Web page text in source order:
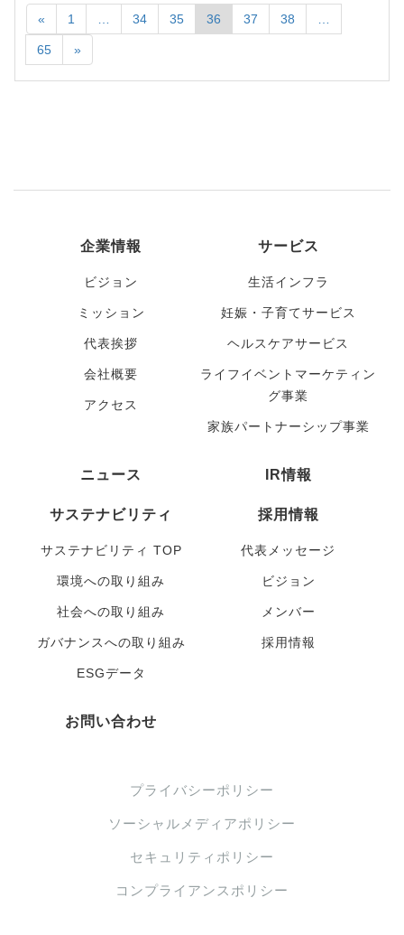
« 1 34 35 36 37 38
65 »
企業情報
ビジョン
ミッション
代表挨拶
会社概要
アクセス
サービス
生活インフラ
妊娠・子育てサービス
ヘルスケアサービス
ライフイベントマーケティン
グ事業
家族パートナーシップ事業
ニュース IR情報
サステナビリティ
サステナビリティ TOP
環境への取り組み
社会への取り組み
ガバナンスへの取り組み
ESGデータ
採用情報
代表メッセージ
ビジョン
メンバー
採用情報
お問い合わせ
プライバシーポリシー
ソーシャルメディアポリシー
セキュリティポリシー
コンプライアンスポリシー